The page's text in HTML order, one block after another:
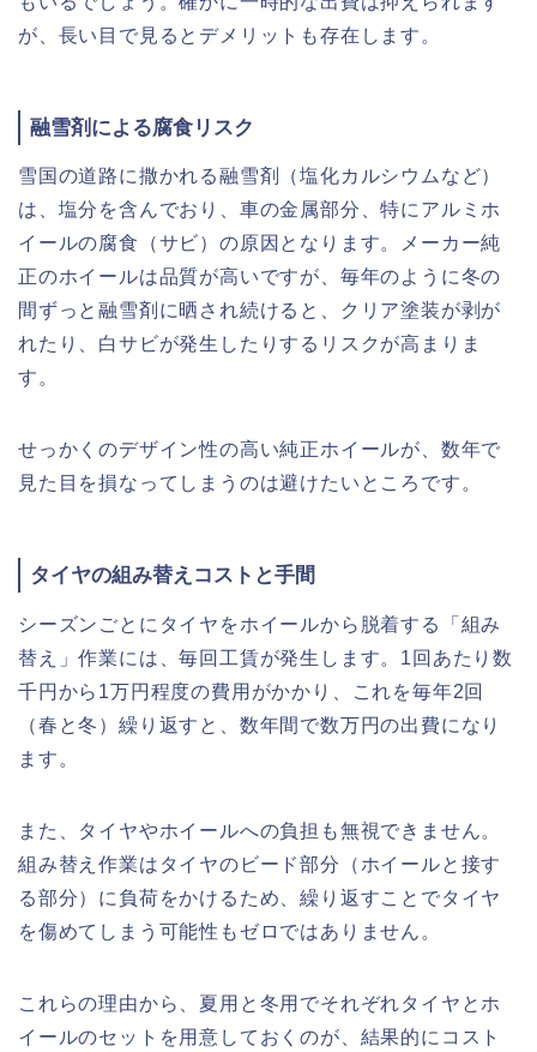
が、長い目で見るとデメリットも存在します。
融雪剤による腐食リスク
雪国の道路に撒かれる融雪剤（塩化カルシウムなど）
は、塩分を含んでおり、車の金属部分、特にアルミホ
イールの腐食（サビ）の原因となります。メーカー純
正のホイールは品質が高いですが、毎年のように冬の
間ずっと融雪剤に晒され続けると、クリア塗装が剥が
れたり、白サビが発生したりするリスクが高まりま
す。
せっかくのデザイン性の高い純正ホイールが、数年で
見た目を損なってしまうのは避けたいところです。
タイヤの組み替えコストと手間
シーズンごとにタイヤをホイールから脱着する「組み
替え」作業には、毎回工賃が発生します。1回あたり数
千円から1万円程度の費用がかかり、これを毎年2回
（春と冬）繰り返すと、数年間で数万円の出費になり
ます。
また、タイヤやホイールへの負担も無視できません。
組み替え作業はタイヤのビード部分（ホイールと接す
る部分）に負荷をかけるため、繰り返すことでタイヤ
を傷めてしまう可能性もゼロではありません。
これらの理由から、夏用と冬用でそれぞれタイヤとホ
イールのセットを用意しておくのが、結果的にコスト